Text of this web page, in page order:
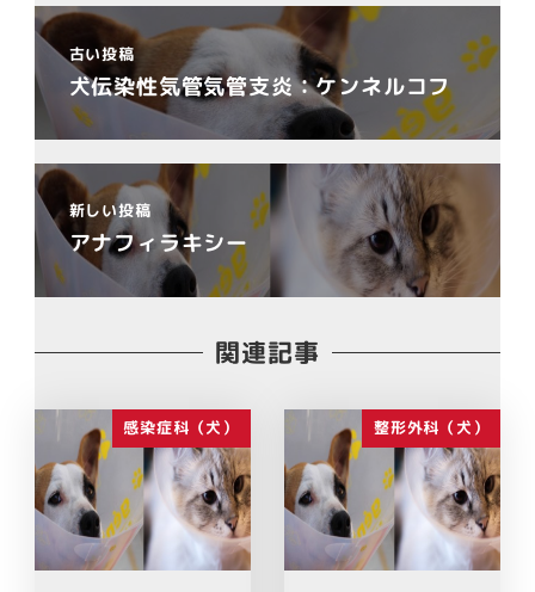
古い投稿
犬伝染性気管気管支炎：ケンネルコフ
新しい投稿
アナフィラキシー
関連記事
感染症科（犬） 整形外科（犬）